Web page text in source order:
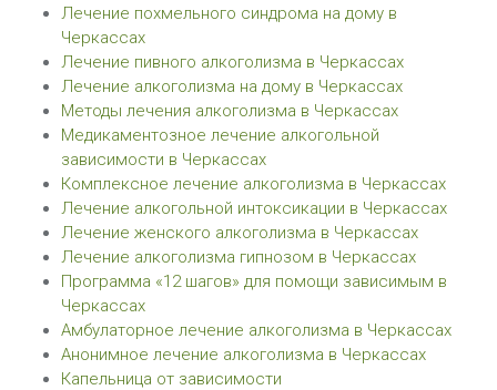
Лечение похмельного синдрома на дому в
Черкассах
Лечение пивного алкоголизма в Черкассах
Лечение алкоголизма на дому в Черкассах
Методы лечения алкоголизма в Черкассах
Медикаментозное лечение алкогольной
зависимости в Черкассах
Комплексное лечение алкоголизма в Черкассах
Лечение алкогольной интоксикации в Черкассах
Лечение женского алкоголизма в Черкассах
Лечение алкоголизма гипнозом в Черкассах
Программа «12 шагов» для помощи зависимым в
Черкассах
Амбулаторное лечение алкоголизма в Черкассах
Анонимное лечение алкоголизма в Черкассах
Капельница от зависимости